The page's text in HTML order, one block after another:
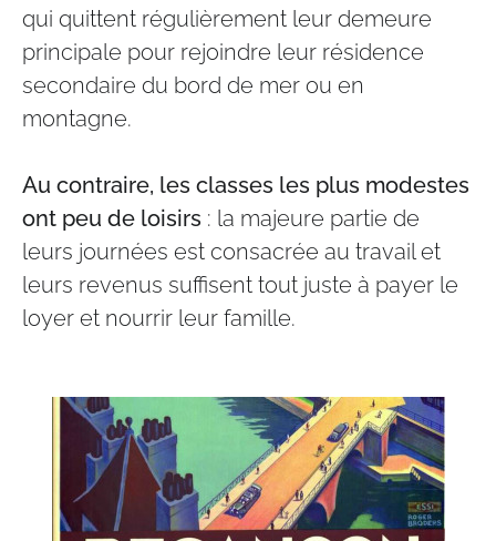
qui quittent régulièrement leur demeure
principale pour rejoindre leur résidence
secondaire du bord de mer ou en
montagne.
Au contraire, les classes les plus modestes
ont peu de loisirs : la majeure partie de
leurs journées est consacrée au travail et
leurs revenus suffisent tout juste à payer le
loyer et nourrir leur famille.